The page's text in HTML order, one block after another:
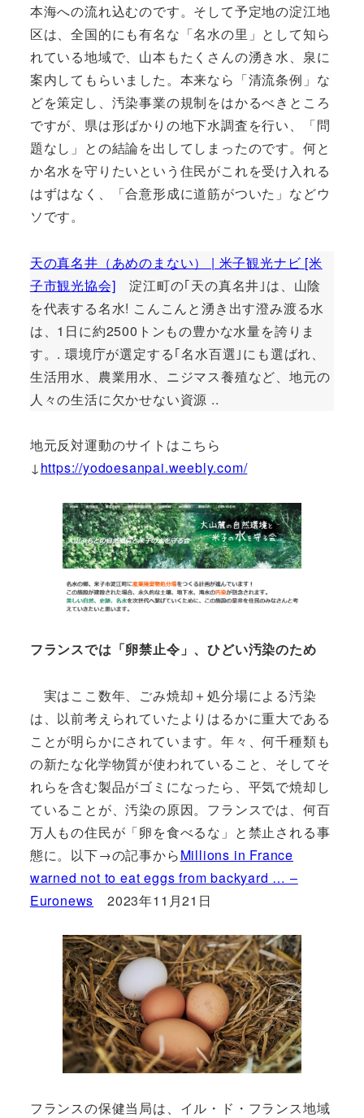
本海への流れ込むのです。そして予定地の淀江地
区は、全国的にも有名な「名水の里」として知ら
れている地域で、山本もたくさんの湧き水、泉に
案内してもらいました。本来なら「清流条例」な
どを策定し、汚染事業の規制をはかるべきところ
ですが、県は形ばかりの地下水調査を行い、「問
題なし」との結論を出してしまったのです。何と
か名水を守りたいという住民がこれを受け入れる
はずはなく、「合意形成に道筋がついた」などウ
ソです。
天の真名井（あめのまない） | 米子観光ナビ [米
子市観光協会] 淀江町の｢天の真名井｣は、山陰
を代表する名水! こんこんと湧き出す澄み渡る水
は、1日に約2500トンもの豊かな水量を誇りま
す。. 環境庁が選定する｢名水百選｣にも選ばれ、
生活用水、農業用水、ニジマス養殖など、地元の
人々の生活に欠かせない資源 ..
地元反対運動のサイトはこちら
↓https://yodoesanpai.weebly.com/
フランスでは「卵禁止令」、ひどい汚染のため
実はここ数年、ごみ焼却＋処分場による汚染
は、以前考えられていたよりはるかに重大である
ことが明らかにされています。年々、何千種類も
の新たな化学物質が使われていること、そしてそ
れらを含む製品がゴミになったら、平気で焼却し
ていることが、汚染の原因。フランスでは、何百
万人もの住民が「卵を食べるな」と禁止される事
態に。以下→の記事からMillions in France
warned not to eat eggs from backyard … –
Euronews 2023年11月21日
フランスの保健当局は、イル・ド・フランス地域